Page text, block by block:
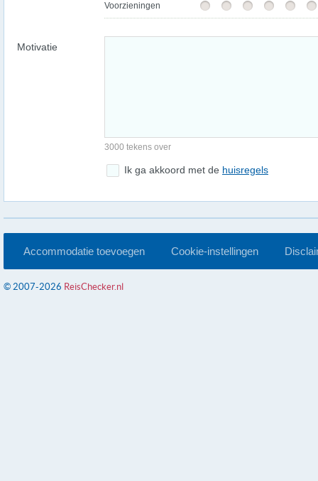
Voorzieningen
Motivatie
3000 tekens over
Ik ga akkoord met de huisregels
Accommodatie toevoegen Cookie-instellingen
© 2007-2026 ReisChecker.nl